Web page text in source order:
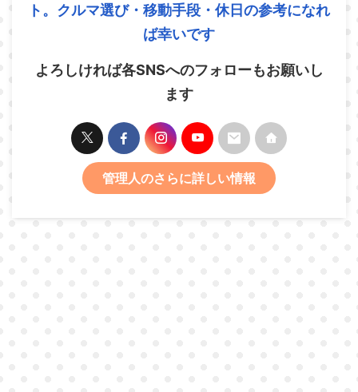
ト。クルマ選び・移動手段・休日の参考になれ
ば幸いです
よろしければ各SNSへのフォローもお願いし
ます
管理人のさらに詳しい情報